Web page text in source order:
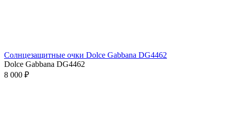
Солнцезащитные очки Dolce Gabbana DG4462
Dolce Gabbana DG4462
8 000 ₽